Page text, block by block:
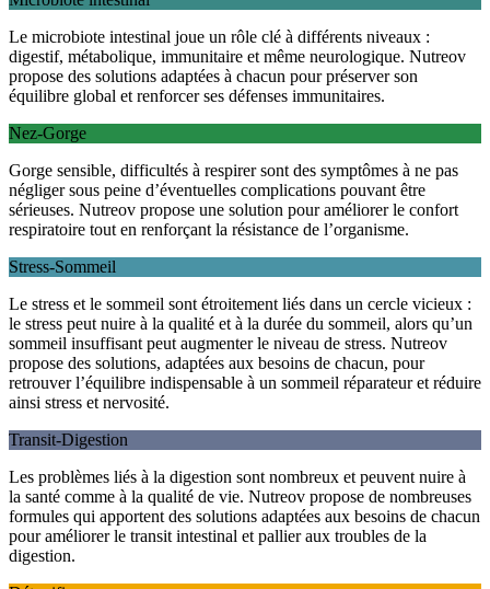
Le microbiote intestinal joue un rôle clé à différents niveaux :
digestif, métabolique, immunitaire et même neurologique. Nutreov
propose des solutions adaptées à chacun pour préserver son
équilibre global et renforcer ses défenses immunitaires.
Nez-Gorge
Gorge sensible, difficultés à respirer sont des symptômes à ne pas
négliger sous peine d’éventuelles complications pouvant être
sérieuses. Nutreov propose une solution pour améliorer le confort
respiratoire tout en renforçant la résistance de l’organisme.
Stress-Sommeil
Le stress et le sommeil sont étroitement liés dans un cercle vicieux :
le stress peut nuire à la qualité et à la durée du sommeil, alors qu’un
sommeil insuffisant peut augmenter le niveau de stress. Nutreov
propose des solutions, adaptées aux besoins de chacun, pour
retrouver l’équilibre indispensable à un sommeil réparateur et réduire
ainsi stress et nervosité.
Transit-Digestion
Les problèmes liés à la digestion sont nombreux et peuvent nuire à
la santé comme à la qualité de vie. Nutreov propose de nombreuses
formules qui apportent des solutions adaptées aux besoins de chacun
pour améliorer le transit intestinal et pallier aux troubles de la
digestion.